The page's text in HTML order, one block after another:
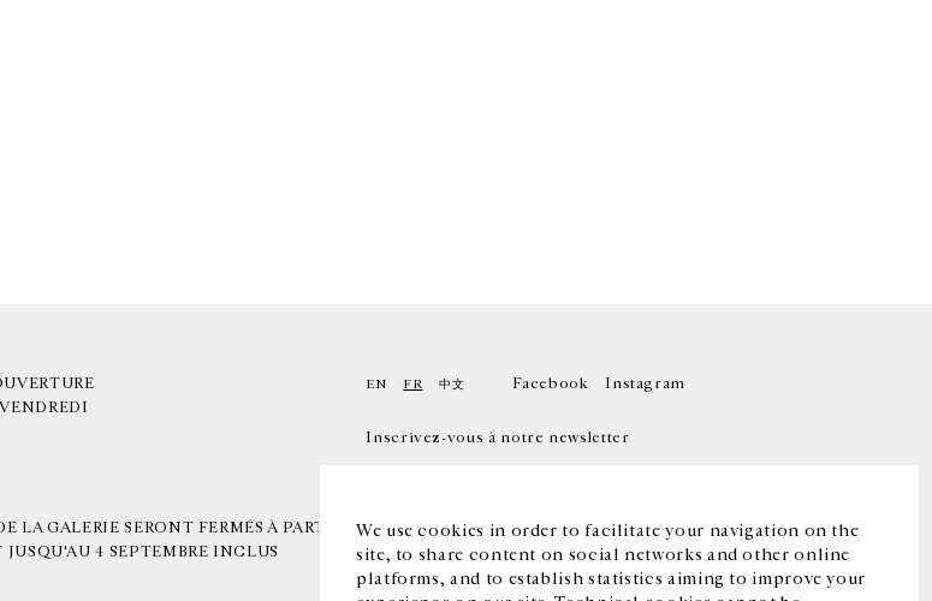
We use cookies in order to facilitate your navigation on the
site, to share content on social networks and other online
platforms, and to establish statistics aiming to improve your
LA GALERIE SERONT FERMÉS À PARTIR
4 SEPTEMBRE INCLUS
EN FR 中文 Facebook Instagram
Inscrivez-vous à notre newsletter